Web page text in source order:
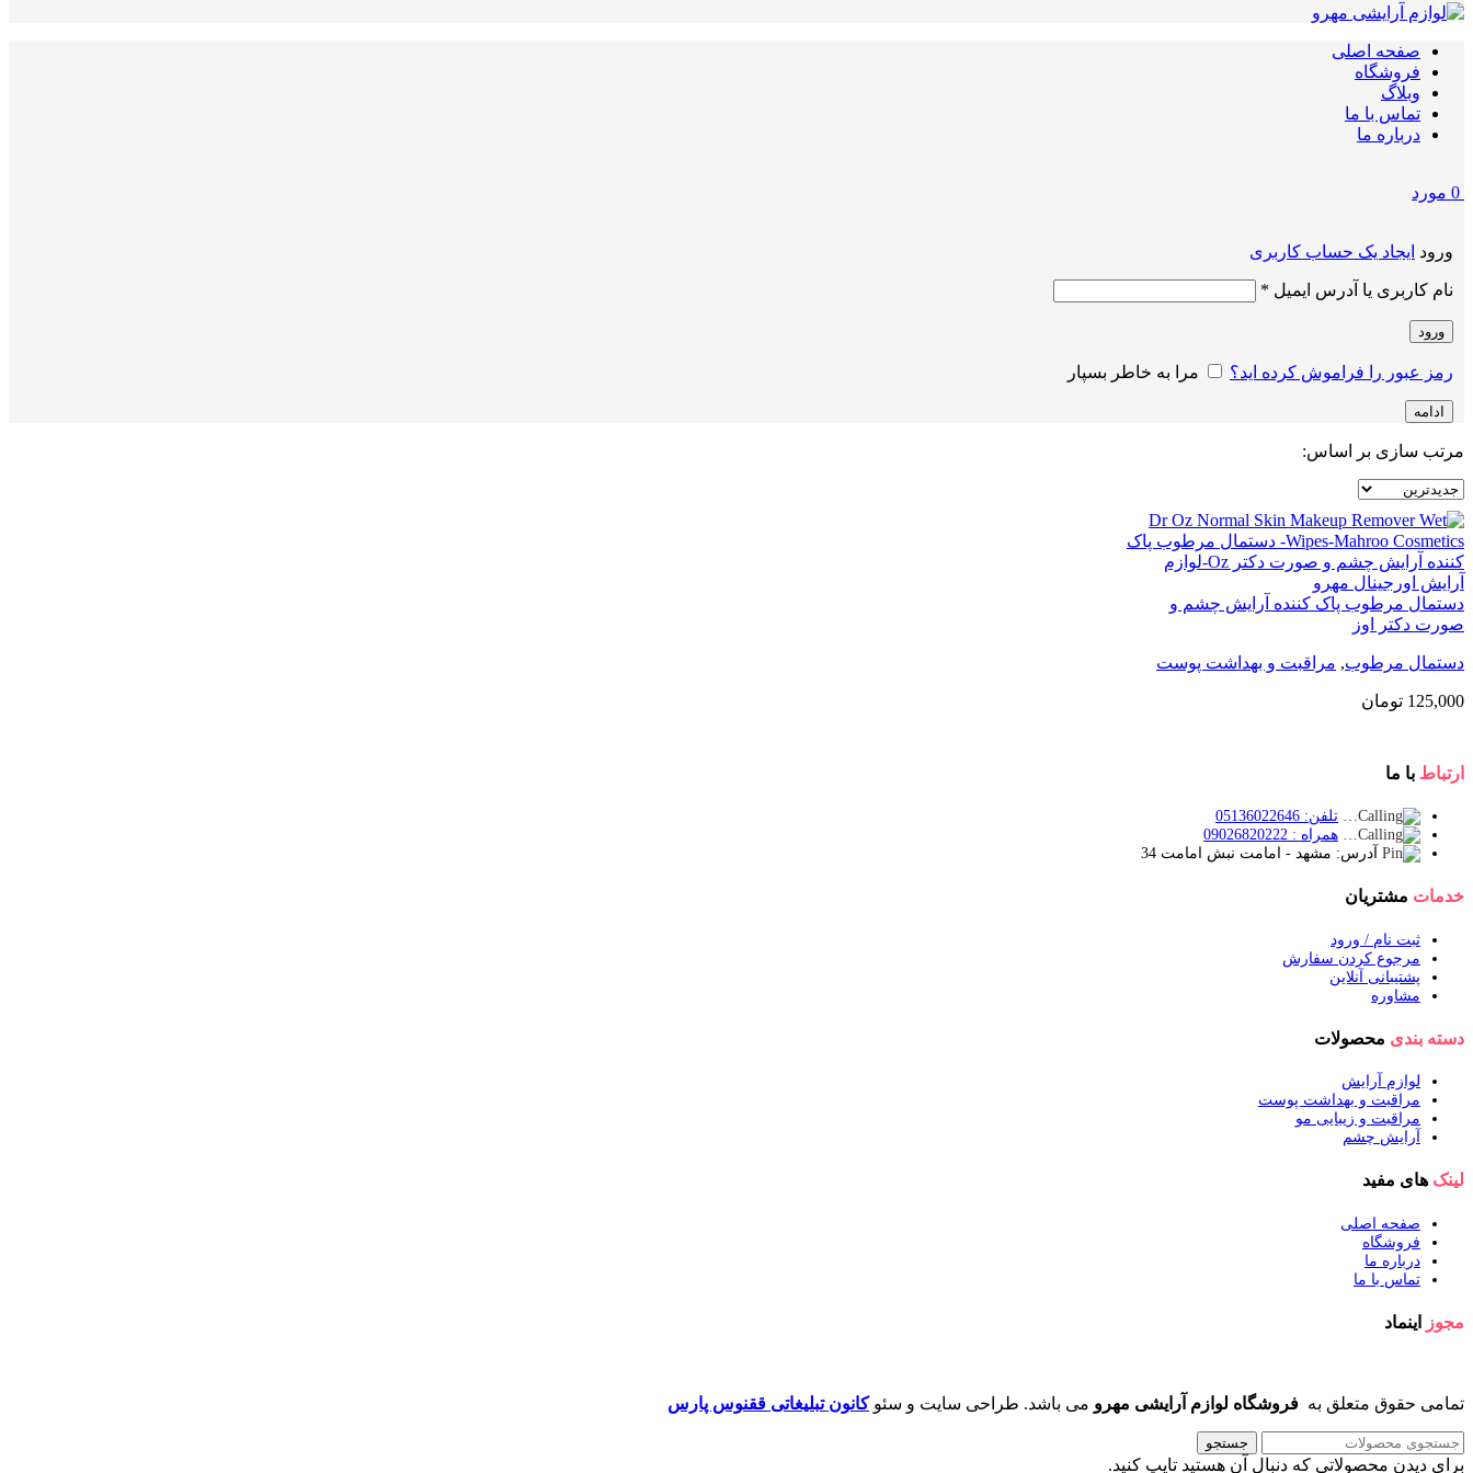
صفحه اصلی
فروشگاه
وبلاگ
تماس با ما
درباره ما
0 مورد
ورود ایجاد یک حساب کاربری
نام کاربری یا آدرس ایمیل *
ورود
رمز عبور را فراموش کرده اید؟ مرا به خاطر بسپار
ادامه
مرتب سازی بر اساس:
دستمال مرطوب پاک کننده آرایش چشم و
صورت دکتر اوز
دستمال مرطوب, مراقبت و بهداشت پوست
125,000 تومان
ارتباط با ما
تلفن: 05136022646
همراه : 09026820222
آدرس: مشهد - امامت نبش امامت 34
خدمات مشتریان
ثبت نام / ورود
مرجوع کردن سفارش
پشتیبانی آنلاین
مشاوره
دسته بندی محصولات
لوازم آرایش
مراقبت و بهداشت پوست
مراقبت و زیبایی مو
آرایش چشم
لینک های مفید
صفحه اصلی
فروشگاه
درباره ما
تماس با ما
مجوز اینماد
تمامی حقوق متعلق به فروشگاه لوازم آرایشی مهرو می باشد. طراحی سایت و سئوکانون تبلیغاتی ققنوس پارس
جستجو
برای دیدن محصولاتی که دنبال آن هستید تایپ کنید.